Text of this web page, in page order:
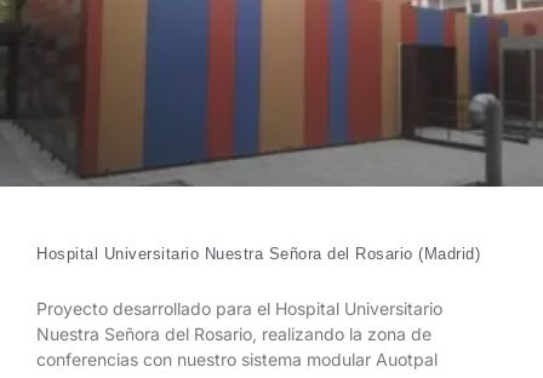
Hospital Universitario Nuestra Señora del Rosario (Madrid)
Proyecto desarrollado para el Hospital Universitario
Nuestra Señora del Rosario, realizando la zona de
conferencias con nuestro sistema modular Auotpal